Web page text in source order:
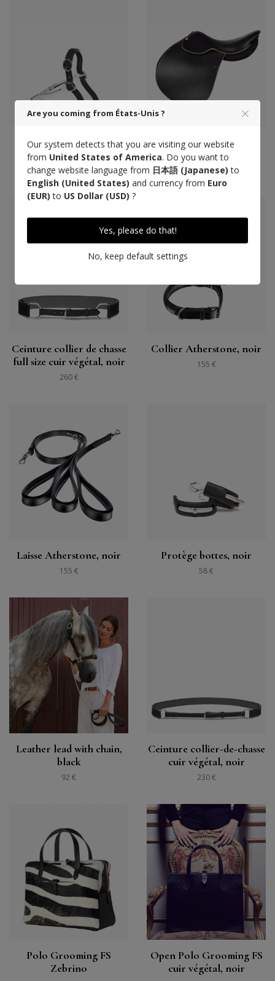
Lanières éperons, noir
54 €
GNY x GP saddle,
vegetable leather
6 450 €
Ceinture collier de chasse
full size cuir végétal, noir
260 €
Collier Atherstone, noir
155 €
Laisse Atherstone, noir
155 €
Protège bottes, noir
58 €
Leather lead with chain,
black
92 €
Ceinture collier-de-chasse
cuir végétal, noir
230 €
Polo Grooming FS
Zebrino
Open Polo Grooming FS
cuir végétal, noir
Are you coming from États-Unis ?
Our system detects that you are visiting our website
from United States of America. Do you want to
change website language from 日本語 (Japanese) to
English (United States) and currency from Euro
(EUR) to US Dollar (USD) ?
Yes, please do that!
No, keep default settings